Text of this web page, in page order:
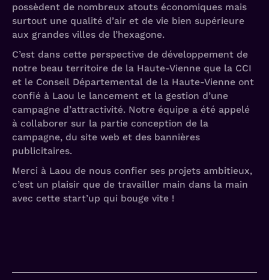
possèdent de nombreux atouts économiques mais
surtout une qualité d’air et de vie bien supérieure
aux grandes villes de l’hexagone.
C’est dans cette perspective de développement de
notre beau territoire de la Haute-Vienne que la CCI
et le Conseil Départemental de la Haute-Vienne ont
confié à Laou le lancement et la gestion d’une
campagne d’attractivité. Notre équipe a été appelé
à collaborer sur la partie conception de la
campagne, du site web et des bannières
publicitaires.
Merci à Laou de nous confier ses projets ambitieux,
c’est un plaisir que de travailler main dans la main
avec cette start’up qui bouge vite !